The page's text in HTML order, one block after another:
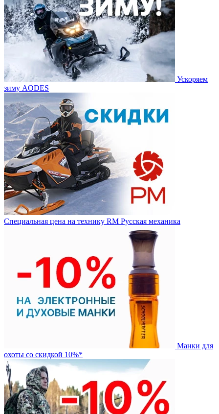
Ускоряем
зиму AODES
Специальная цена на технику RM Русская механика
Манки для
охоты со скидкой 10%*